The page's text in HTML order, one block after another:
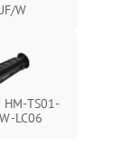
W
TS01-
LC06